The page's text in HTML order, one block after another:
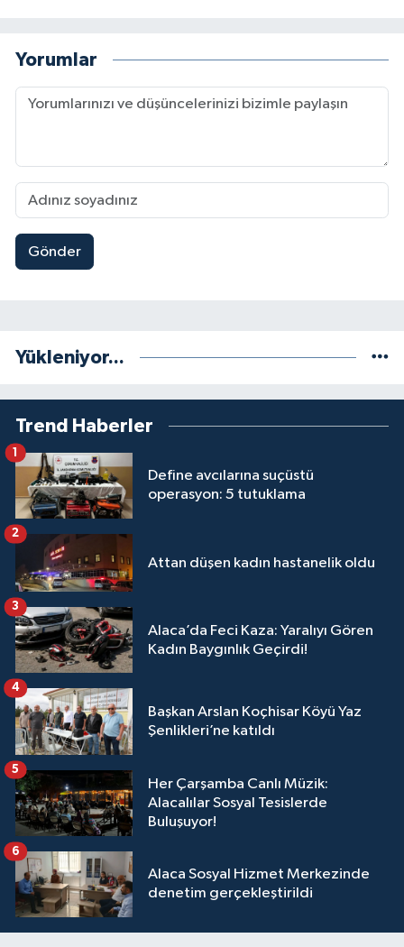
Yorumlar
Gönder
Yükleniyor...
Trend Haberler
Define avcılarına suçüstü
operasyon: 5 tutuklama
1
Attan düşen kadın hastanelik oldu
2
Alaca’da Feci Kaza: Yaralıyı Gören
Kadın Baygınlık Geçirdi!
3
Başkan Arslan Koçhisar Köyü Yaz
Şenlikleri’ne katıldı
4
Her Çarşamba Canlı Müzik:
Alacalılar Sosyal Tesislerde
Buluşuyor!
5
Alaca Sosyal Hizmet Merkezinde
denetim gerçekleştirildi
6